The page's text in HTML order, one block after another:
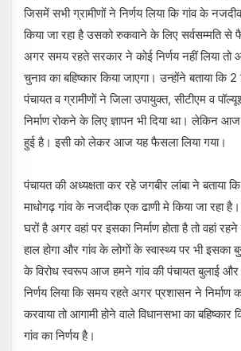
जिसमें सभी ग्रामीणों ने निर्णय लिया कि गांव के
किया जा रहा है उसको रुकवाने के लिए सर्वसम्मति से
अगर समय रहते सरकार ने कोई निर्णय नहीं लिया तो
चुनाव का बहिष्कार किया जाएगा। उन्होंने बताया कि
पंचायत व ग्रामीणों ने जिला उपायुक्त, सीटीएम व
निर्माण रोकने के लिए ज्ञापन भी दिया था। लेकिन आज
हुई है। इसी को लेकर आज यह फैसला लिया गया।
पंचायत की अध्यक्षता कर रहे जगबीर लांबा ने बताया
माधोगढ़ गांव के नजदीक एक ढाणी मे किया जा
घरों है अगर वहां पर इसका निर्माण होता है तो वहां रहने
हाल होगा और गांव के लोगों के स्वास्थ्य पर भी इसका
के विरोध स्वरूप आज हमने गांव की पंचायत बुलाई और
निर्णय लिया कि समय रहते अगर प्रशासन ने निर्माण
करवाया तो आगामी होने वाले विधानसभा का बहिष्कार
गांव का निर्णय है।